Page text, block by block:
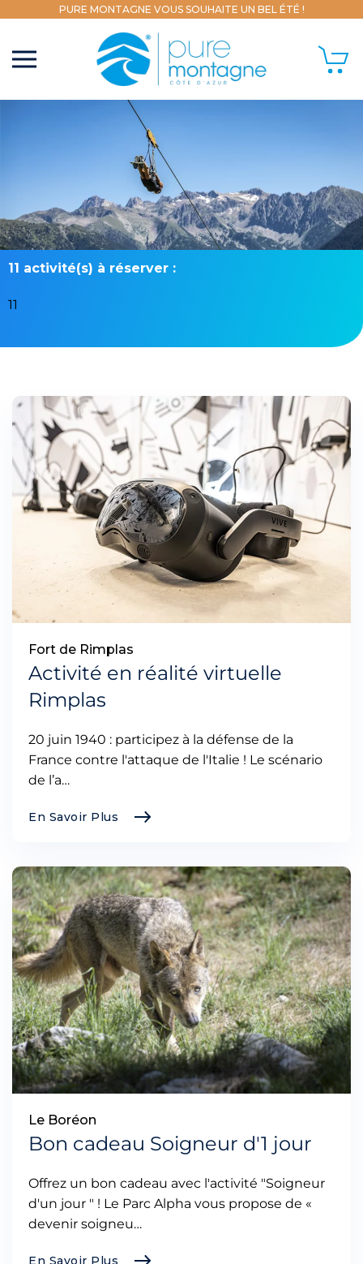
PURE MONTAGNE VOUS SOUHAITE UN BEL ÉTÉ !
11 activité(s) à réserver :
11
Fort de Rimplas
Activité en réalité virtuelle
Rimplas
20 juin 1940 : participez à la défense de la
France contre l'attaque de l'Italie ! Le scénario
de l’a…
En Savoir Plus
Le Boréon
Bon cadeau Soigneur d'1 jour
Offrez un bon cadeau avec l'activité "Soigneur
d'un jour " ! Le Parc Alpha vous propose de «
devenir soigneu…
En Savoir Plus